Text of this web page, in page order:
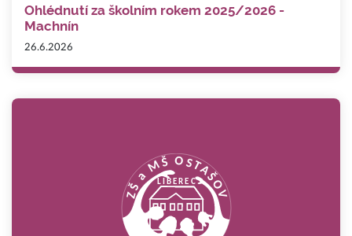
Ohlédnutí za školním rokem 2025/2026 -
Machnín
26.6.2026